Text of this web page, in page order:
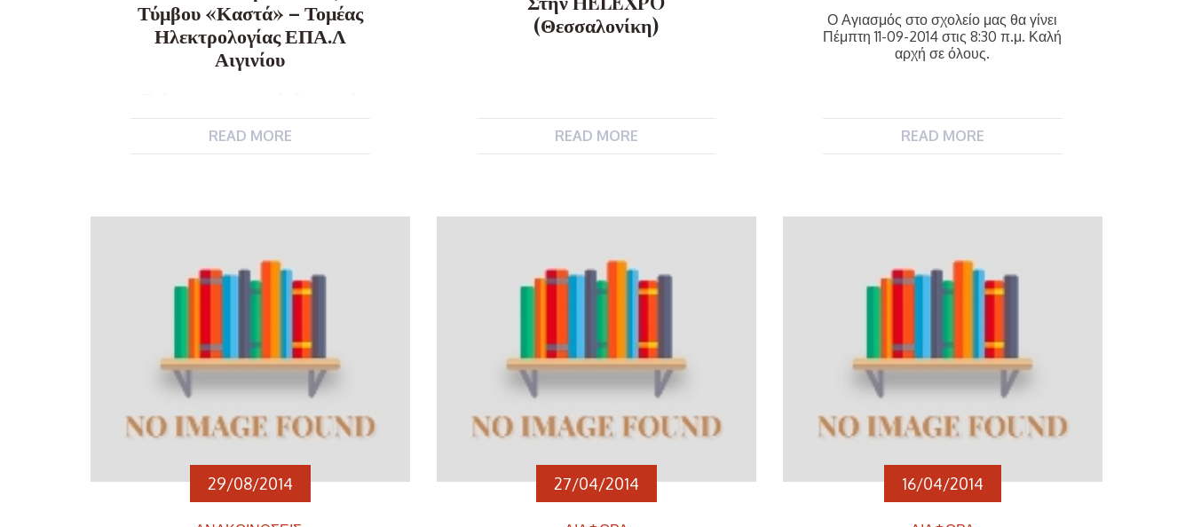
Τύμβου «Καστά» – Τομέας
Ηλεκτρολογίας ΕΠΑ.Λ
Αιγινίου
Αμφίπολη Σερρών. Πρόκειται για
Πραγματικά δεδομένα: Δεκαοχτώ (18)
400V/230V, 50Hz, με δύο ανεξάρτητα
κυκλώματα. Λειτουργία αυτόματη με
τη δύση και ανατολή του ήλιου ή
READ MORE
(Θεσσαλονίκη)
READ MORE
Ο Αγιασμός στο σχολείο μας θα γίνει
Πέμπτη 11-09-2014 στις 8:30 π.μ. Καλή
αρχή σε όλους.
READ MORE
29/08/2014 27/04/2014 16/04/2014